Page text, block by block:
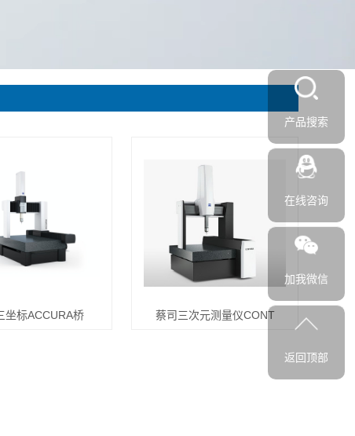
坐标ACCURA桥 蔡司三次元测量仪CONT
产品搜索
在线咨询
加我微信
返回顶部